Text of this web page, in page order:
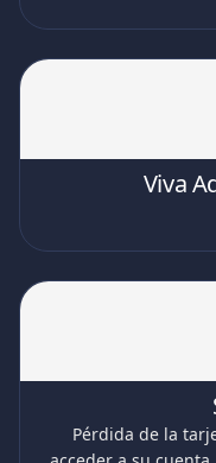
Viva
Pérdida de la